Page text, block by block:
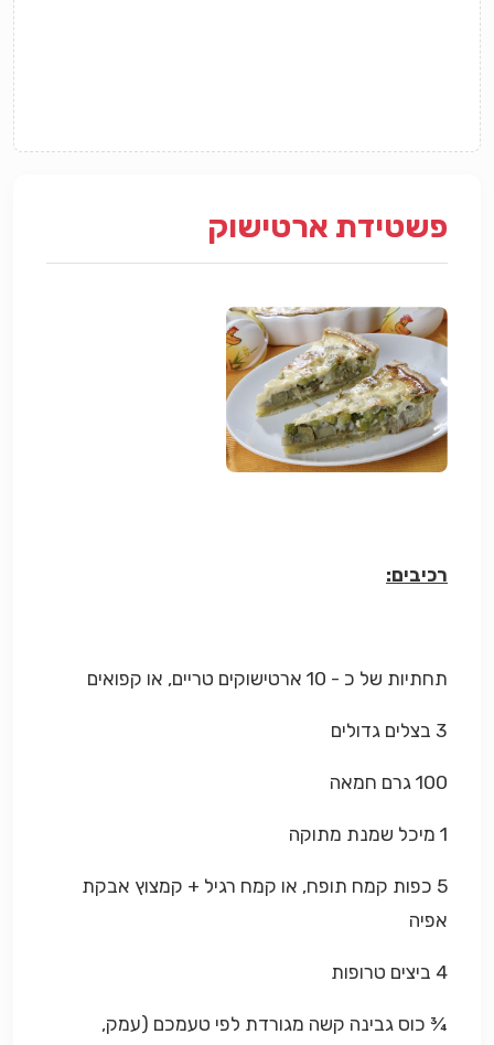
פשטידת ארטישוק
רכיבים:
תחתיות של כ - 10 ארטישוקים טריים, או קפואים
3 בצלים גדולים
100 גרם חמאה
1 מיכל שמנת מתוקה
5 כפות קמח תופח, או קמח רגיל + קמצוץ אבקת
אפיה
4 ביצים טרופות
¾ כוס גבינה קשה מגורדת לפי טעמכם (עמק,